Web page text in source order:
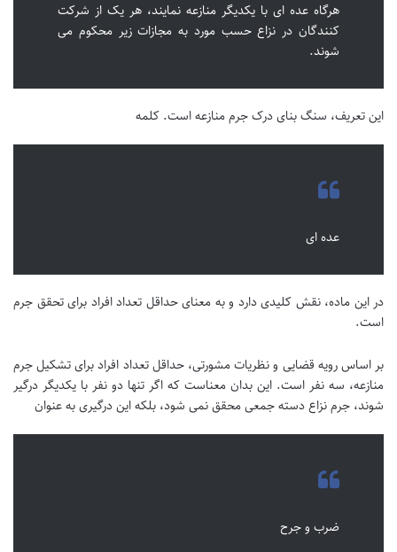
هرگاه عده ای با یکدیگر منازعه نمایند، هر یک از شرکت
کنندگان در نزاع حسب مورد به مجازات زیر محکوم می
شوند.
این تعریف، سنگ بنای درک جرم منازعه است. کلمه
عده ای
در این ماده، نقش کلیدی دارد و به معنای حداقل تعداد افراد برای تحقق جرم
است.
بر اساس رویه قضایی و نظریات مشورتی، حداقل تعداد افراد برای تشکیل جرم
منازعه، سه نفر است. این بدان معناست که اگر تنها دو نفر با یکدیگر درگیر
شوند، جرم نزاع دسته جمعی محقق نمی شود، بلکه این درگیری به عنوان
ضرب و جرح